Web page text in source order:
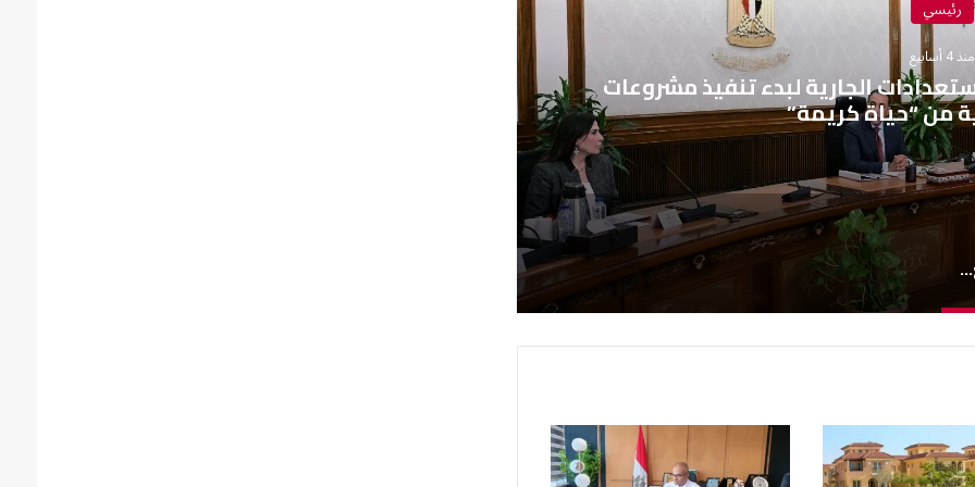
رئيسي
منذ 4 أسابيع
الجارية لبدء تنفيذ مشروعات
من “حياة كريمة”
رئيس الوزراء يتابع مستجدات الاستعدادات الجارية لبدء تنفيذ مشروعات المرحلة الثانية من “حياة كريمة”